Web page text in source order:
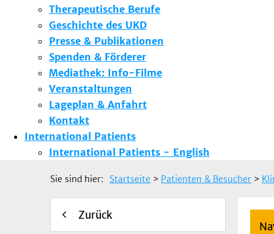
Therapeutische Berufe
Geschichte des UKD
Presse & Publikationen
Spenden & Förderer
Mediathek: Info-Filme
Veranstaltungen
Lageplan & Anfahrt
Kontakt
International Patients
International Patients - English
Sie sind hier: Startseite > Patienten & Besucher >
Zurück